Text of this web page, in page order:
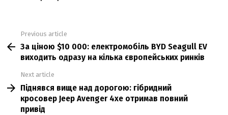
more
Previous article
За ціною $10 000: електромобіль BYD Seagull EV
виходить одразу на кілька європейських ринків
Next article
Піднявся вище над дорогою: гібридний
кросовер Jeep Avenger 4xe отримав повний
привід